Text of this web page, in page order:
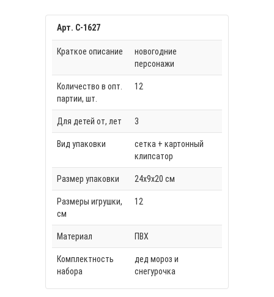
Арт. С-1627
Краткое описание
новогодние
персонажи
Количество в опт.
партии, шт.
12
Для детей от, лет 3
Вид упаковки
сетка + картонный
клипсатор
Размер упаковки 24х9х20 см
Размеры игрушки,
см
12
Материал ПВХ
Комплектность
набора
дед мороз и
снегурочка